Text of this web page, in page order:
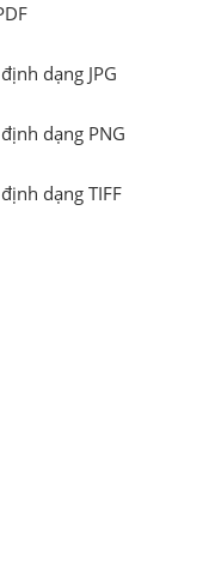
dạng JPG
dạng PNG
dạng TIFF